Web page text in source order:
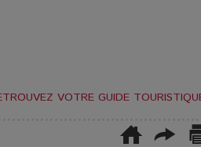
VOTRE GUIDE